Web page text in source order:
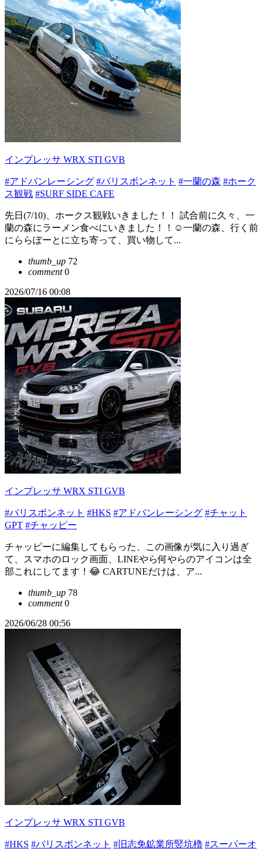
インプレッサ WRX STI GVB
#アドバンレーシング #バリスボンネット #一蘭の森 #ホーク
ス観戦 #SURF SIDE CAFE
先日(7/10)、ホークス観戦いきました！！ 試合前に久々、一
蘭の森にラーメン食べにいきました！！☺️一蘭の森、行く前
にららぽーとに立ち寄って、買い物して...
thumb_up 72
comment0
2026/07/16 00:08
インプレッサ WRX STI GVB
#バリスボンネット #HKS #アドバンレーシング #チャット
GPT #チャッピー
チャッピーに編集してもらった、この画像が気に入り過ぎ
て、スマホのロック画面、LINEやら何やらのアイコンは全
部これにしてます！😂 CARTUNEだけは、ア...
thumb_up 78
comment0
2026/06/28 00:56
インプレッサ WRX STI GVB
#HKS #バリスボンネット #旧志免鉱業所竪坑櫓 #スーパーオ